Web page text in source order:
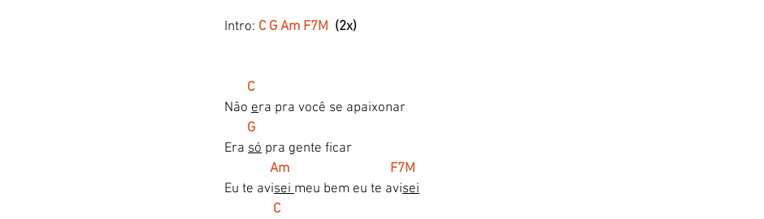
Intro: C G Am F7M
  (2x)
C
Não era pra você se apaixonar
G
Era só pra gente ficar
Am                               F7M
Eu te avisei meu bem eu te avisei
C